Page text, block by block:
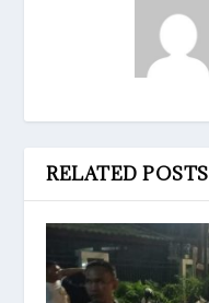
RELATED POSTS